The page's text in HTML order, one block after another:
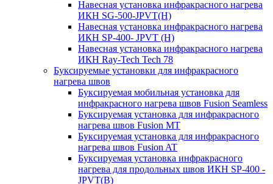
Навесная установка инфракрасного нагрева
ИКН SG-500-JPVT(H)
Навесная установка инфракрасного нагрева
ИКН SP-400- JPVT (Н)
Навесная установка инфракрасного нагрева
ИКН Ray-Tech Tech 78
Буксируемые установки для инфракрасного
нагрева швов
Буксируемая мобильная установка для
инфракрасного нагрева швов Fusion Seamless
Буксируемая установка для инфракрасного
нагрева швов Fusion MT
Буксируемая установка для инфракрасного
нагрева швов Fusion AT
Буксируемая установка инфракрасного
нагрева для продольных швов ИКН SP-400 -
JPVT(B)